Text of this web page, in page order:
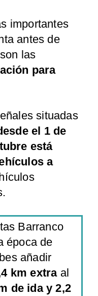
importantes
antes de
las
para
situadas
el 1 de
está
a
Barranco
época de
añadir
km extraal
de ida y 2,2